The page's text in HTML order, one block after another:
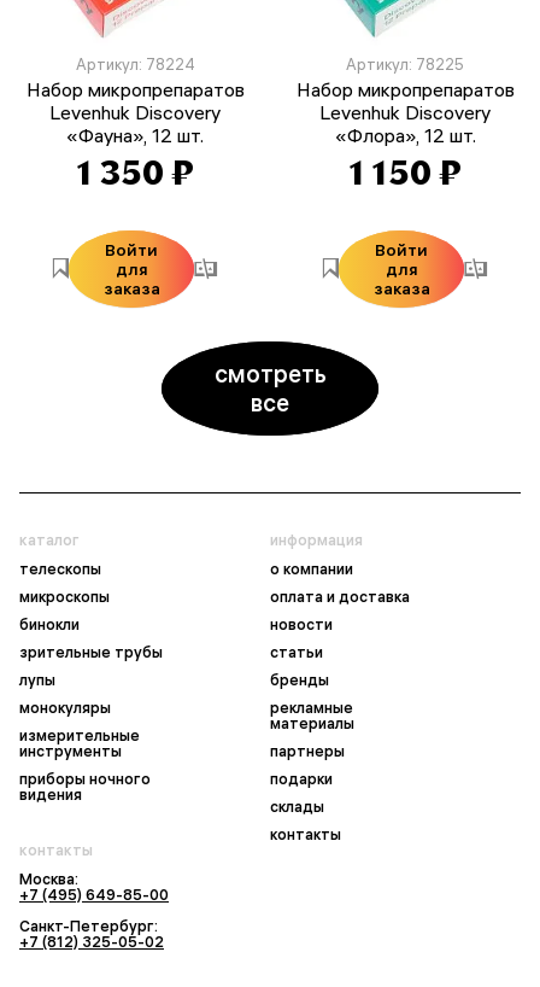
Артикул: 78224
Набор микропрепаратов
Levenhuk Discovery
«Фауна», 12 шт.
1 350 ₽
Войти
для
заказа
Артикул: 78225
Набор микропрепаратов
Levenhuk Discovery
«Флора», 12 шт.
1 150 ₽
Войти
для
заказа
смотреть
все
каталог
телескопы
микроскопы
бинокли
зрительные трубы
лупы
монокуляры
измерительные
инструменты
приборы ночного
видения
информация
о компании
оплата и доставка
новости
статьи
бренды
рекламные
материалы
партнеры
подарки
склады
контакты
контакты
Москва:
+7 (495) 649-85-00
Санкт-Петербург:
+7 (812) 325-05-02